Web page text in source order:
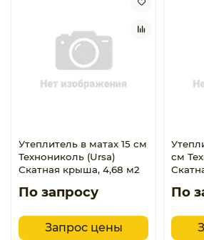
Утеплитель в матах 15 см
Технониколь (Ursa)
Скатная крыша, 4,68 м2
По запросу
Запрос цены
см
По